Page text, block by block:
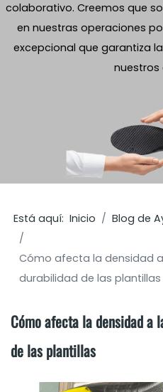
colaborativo. Creemos que
en nuestras operaciones
excepcional que garantiza
nuestros
Está aquí:Inicio Blog de
Cómo afecta la densidad
durabilidad de las plantillas
Cómo afecta la densidad a
de las plantillas